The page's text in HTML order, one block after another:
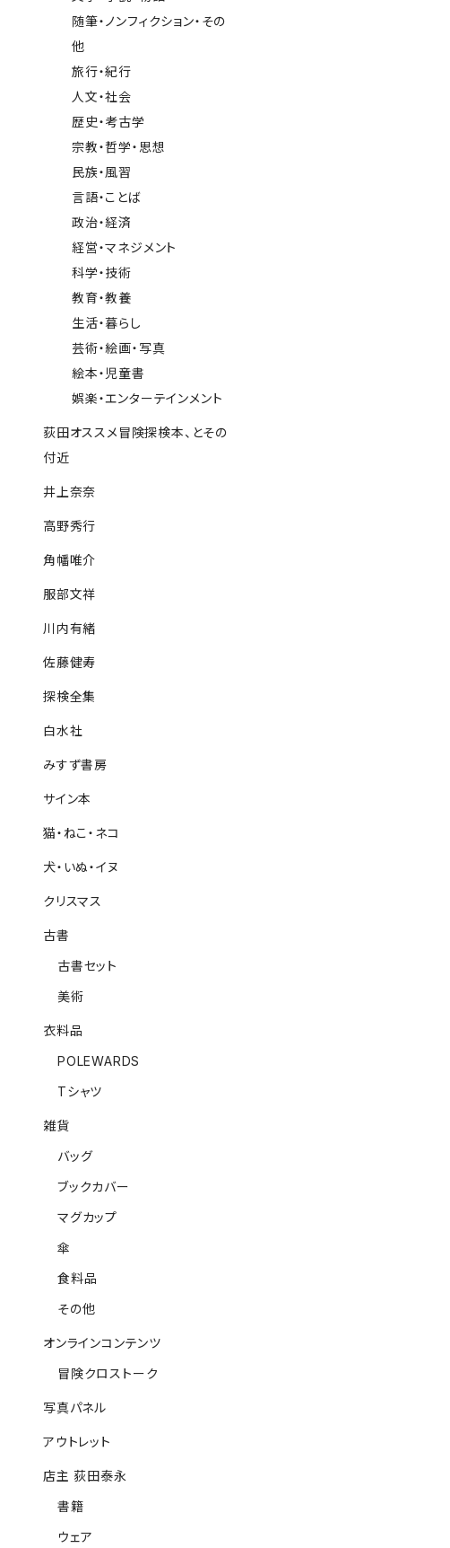
随筆・ノンフィクション・その
他
旅行・紀行
人文・社会
歴史・考古学
宗教・哲学・思想
民族・風習
言語・ことば
政治・経済
経営・マネジメント
科学・技術
教育・教養
生活・暮らし
芸術・絵画・写真
絵本・児童書
娯楽・エンターテインメント
荻田オススメ冒険探検本、とその
付近
井上奈奈
高野秀行
角幡唯介
服部文祥
川内有緒
佐藤健寿
探検全集
白水社
みすず書房
サイン本
猫・ねこ・ネコ
犬・いぬ・イヌ
クリスマス
古書
古書セット
美術
衣料品
POLEWARDS
Tシャツ
雑貨
バッグ
ブックカバー
マグカップ
傘
食料品
その他
オンラインコンテンツ
冒険クロストーク
写真パネル
アウトレット
店主 荻田泰永
書籍
ウェア